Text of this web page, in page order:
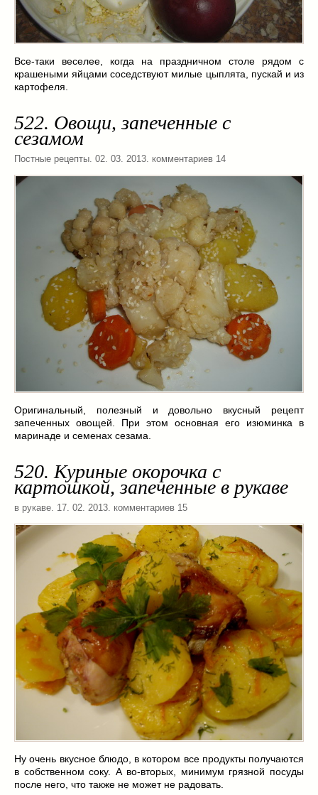
Все-таки веселее, когда на праздничном столе рядом с
крашеными яйцами соседствуют милые цыплята, пускай и из
картофеля.
522. Овощи, запеченные с
сезамом
Постные рецепты. 02. 03. 2013. комментариев 14
Оригинальный, полезный и довольно вкусный рецепт
запеченных овощей. При этом основная его изюминка в
маринаде и семенах сезама.
520. Куриные окорочка с
картошкой, запеченные в рукаве
в рукаве. 17. 02. 2013. комментариев 15
Ну очень вкусное блюдо, в котором все продукты получаются
в собственном соку. А во-вторых, минимум грязной посуды
после него, что также не может не радовать.